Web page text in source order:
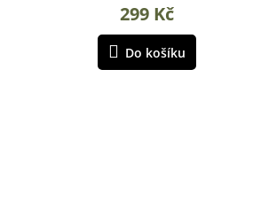
299 Kč
Do košíku